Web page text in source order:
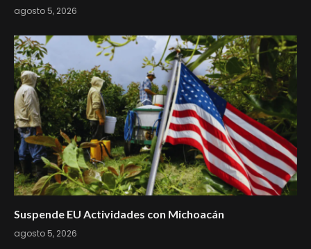
agosto 5, 2026
Suspende EU Actividades con Michoacán
agosto 5, 2026